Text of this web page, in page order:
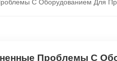
С Оборудованием Для
Проблемы С